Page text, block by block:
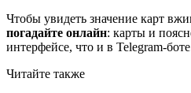
Чтобы увидеть значение карт
погадайте онлайн: карты и
интерфейсе, что и в Telegram-
Читайте также